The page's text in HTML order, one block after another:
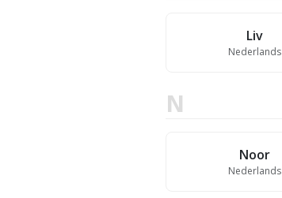
Liv
Nederlands
N
Noor
Nederlands